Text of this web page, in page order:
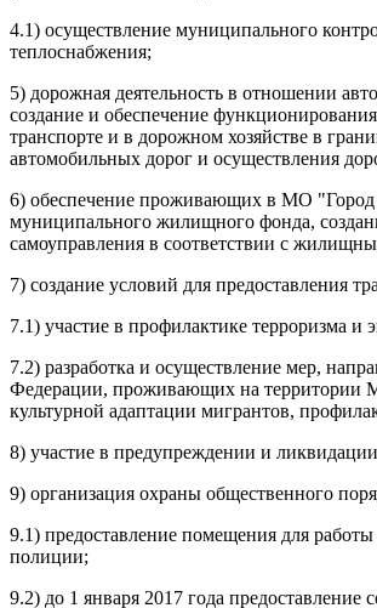
4.1) осуществление муниципального
теплоснабжения;
5) дорожная деятельность в отношении
создание и обеспечение
транспорте и в дорожном хозяйстве в
автомобильных дорог и осуществления
6) обеспечение проживающих в МО
муниципального жилищного фонда,
самоуправления в соответствии с
7) создание условий для предоставления
7.1) участие в профилактике терроризма
7.2) разработка и осуществление мер,
Федерации, проживающих на территории
культурной адаптации мигрантов,
8) участие в предупреждении и
9) организация охраны общественного
9.1) предоставление помещения для
полиции;
9.2) до 1 января 2017 года